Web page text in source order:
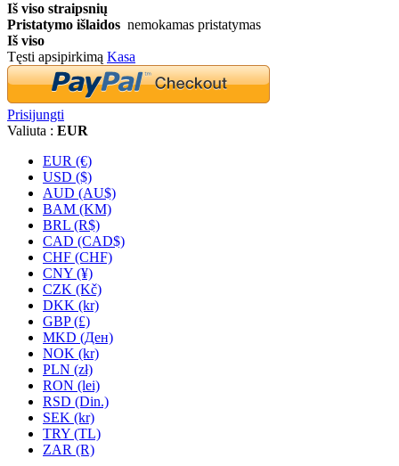
Iš viso straipsnių
Pristatymo išlaidos nemokamas pristatymas
Iš viso
Tęsti apsipirkimą Kasa
Prisijungti
Valiuta : EUR
EUR (€)
USD ($)
AUD (AU$)
BAM (KM)
BRL (R$)
CAD (CAD$)
CHF (CHF)
CNY (¥)
CZK (Kč)
DKK (kr)
GBP (£)
MKD (Ден)
NOK (kr)
PLN (zł)
RON (lei)
RSD (Din.)
SEK (kr)
TRY (TL)
ZAR (R)